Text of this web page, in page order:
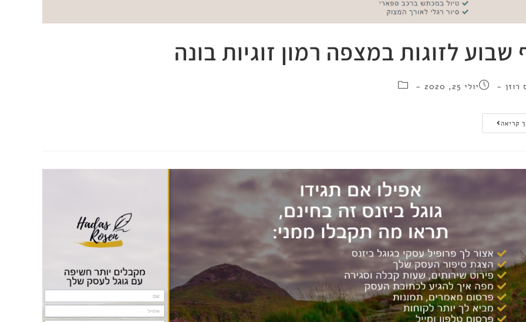
שבוע לזוגות במצפה רמון זוגיות בונה
רוזן יולי 25, 2020
קריאה